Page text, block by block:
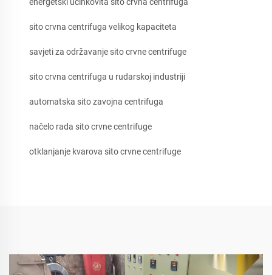
sito crvna centrifuga velikog kapaciteta
savjeti za održavanje sito crvne centrifuge
sito crvna centrifuga u rudarskoj industriji
automatska sito zavojna centrifuga
načelo rada sito crvne centrifuge
otklanjanje kvarova sito crvne centrifuge